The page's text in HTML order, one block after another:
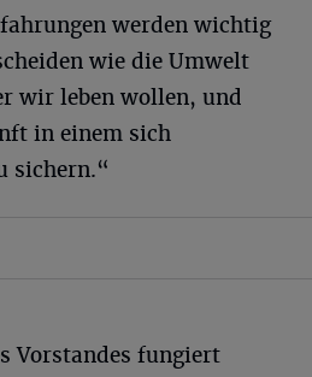
werden wichtig
wie die Umwelt
wir leben wollen, und
in einem sich
sichern.“
Vorstandes fungiert